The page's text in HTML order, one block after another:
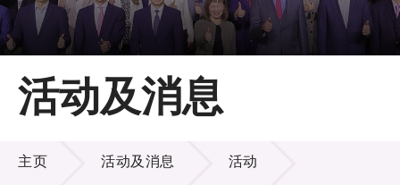
主页
关于LSCM
技术商品化
活动及消息
活动及消息
主页 活动及消息 活动